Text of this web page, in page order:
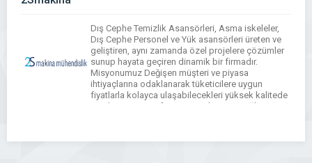
Dış Cephe Temizlik Asansörleri, Asma iskeleler,
Dış Cephe Personel ve Yük asansörleri üreten ve
geliştiren, aynı zamanda özel projelere çözümler
sunup hayata geçiren dinamik bir firmadır.
Misyonumuz Değişen müşteri ve piyasa
ihtiyaçlarına odaklanarak tüketicilere uygun
fiyatlarla kolayca ulaşabilecekleri yüksek kalitede
ürünler sunar, sınıfının en iyisi hizmeti sağlayıp